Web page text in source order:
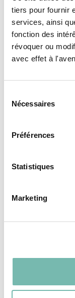
tiers pour fournir
services, ainsi
fonction des
révoquer ou
avec effet à
Nécessaires
Préférences
Statistiques
Marketing
aimer...
Pailleté Des
31,00 €